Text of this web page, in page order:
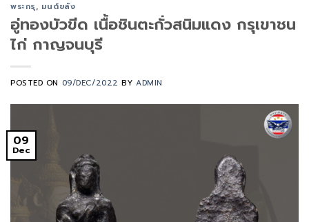
พระกรุ, มนต์ขลัง
อู่ทองบัวขีด เนื้อชินตะกั่วสนิมแดง กรุเขาชน
ไก่ กาญจนบุรี
POSTED ON 09/DEC/2022 BYADMIN
09
Dec